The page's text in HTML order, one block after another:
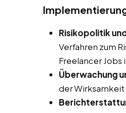
Risikopolitik
Verfahren zum
Freelancer Jobs
Überwachung
der